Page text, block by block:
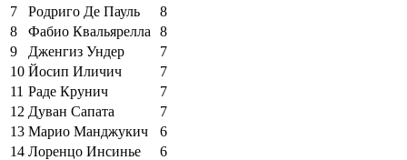
7
Родриго Де Пауль
8
8
Фабио Квальярелла
8
9
Дженгиз Ундер
7
10 Йосип Иличич
7
11 Раде Крунич
7
12 Дуван Сапата
7
13 Марио Манджукич
6
14 Лоренцо Инсинье
6